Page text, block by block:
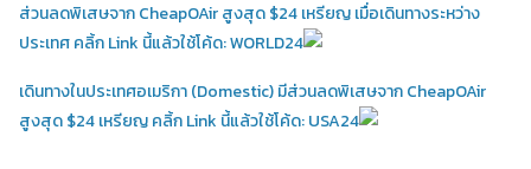
ส่วนลดพิเสษจาก CheapOAir สูงสุด $24 เหรียญ เมื่อเดินทางระหว่าง
ประเทศ คลิ้ก Link นี้แล้วใช้โค้ด: WORLD24
เดินทางในประเทศอเมริกา (Domestic)มีส่วนลดพิเสษจาก CheapOAir
สูงสุด $24 เหรียญ คลิ้ก Link นี้แล้วใช้โค้ด: USA24